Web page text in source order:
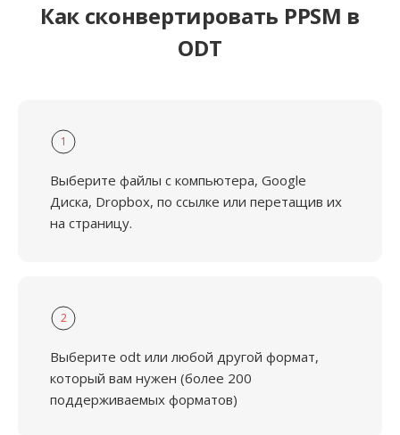
Как сконвертировать PPSM в
ODT
1
Выберите файлы с компьютера, Google
Диска, Dropbox, по ссылке или перетащив их
на страницу.
2
Выберите odt или любой другой формат,
который вам нужен (более 200
поддерживаемых форматов)